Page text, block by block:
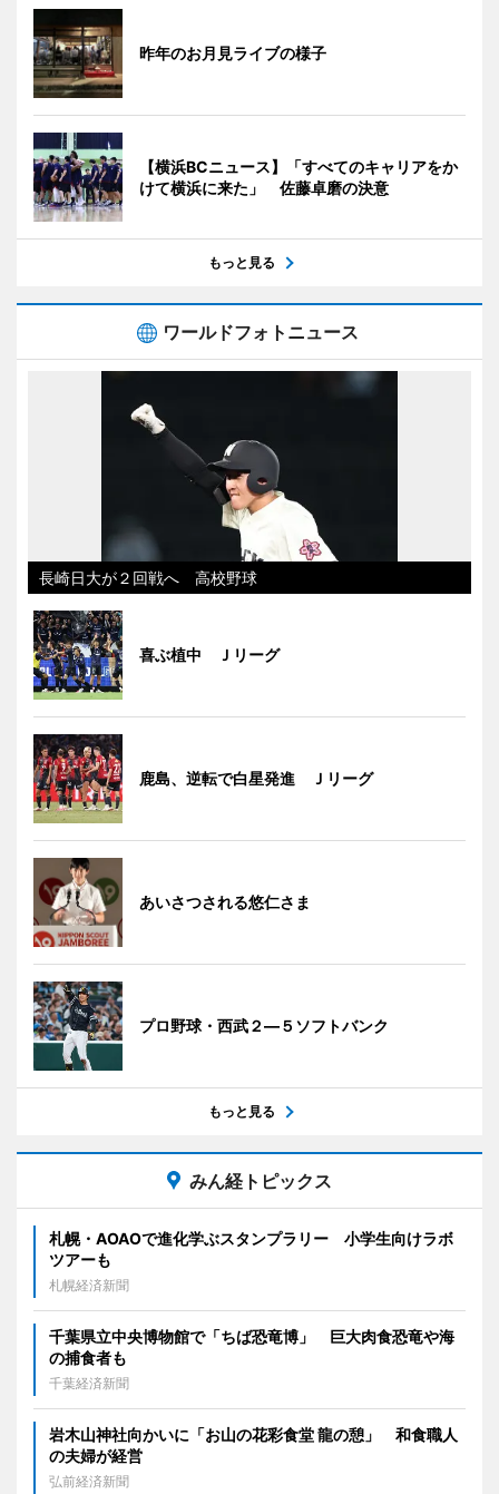
昨年のお月見ライブの様子
【横浜BCニュース】「すべてのキャリアをか
けて横浜に来た」 佐藤卓磨の決意
もっと見る
ワールドフォトニュース
長崎日大が２回戦へ 高校野球
喜ぶ植中 Ｊリーグ
鹿島、逆転で白星発進 Ｊリーグ
あいさつされる悠仁さま
プロ野球・西武２―５ソフトバンク
もっと見る
みん経トピックス
札幌・AOAOで進化学ぶスタンプラリー 小学生向けラボ
ツアーも
札幌経済新聞
千葉県立中央博物館で「ちば恐竜博」 巨大肉食恐竜や海
の捕食者も
千葉経済新聞
岩木山神社向かいに「お山の花彩食堂 龍の憩」 和食職人
の夫婦が経営
弘前経済新聞